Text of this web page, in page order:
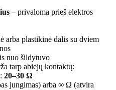
– privaloma prieš elektros
arba plastikinė dalis su dviem
nuo šildytuvo
tarp abiejų kontaktų:
20–30 Ω
jungimas) arba ∞ Ω (atvira